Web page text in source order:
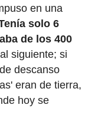
en una
solo 6
de los 400
siguiente; si
descanso
eran de tierra,
hoy se